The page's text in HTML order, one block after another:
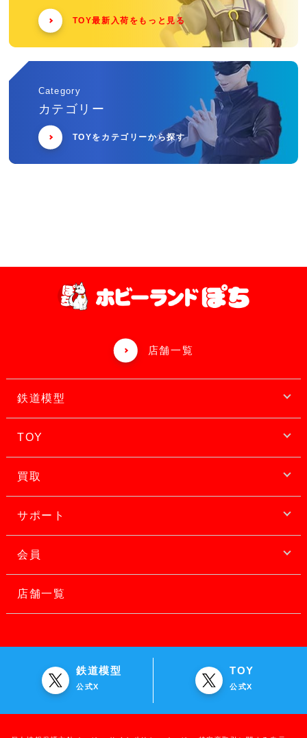
TOY最新入荷をもっと見る
Category
カテゴリー
TOYをカテゴリーから探す
店舗一覧
鉄道模型
TOY
買取
サポート
会員
店舗一覧
鉄道模型
公式X
TOY
公式X